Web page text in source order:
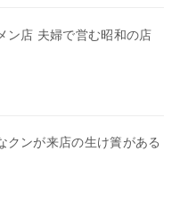
ン店 夫婦で営む昭和の店
クンが来店の生け簀がある